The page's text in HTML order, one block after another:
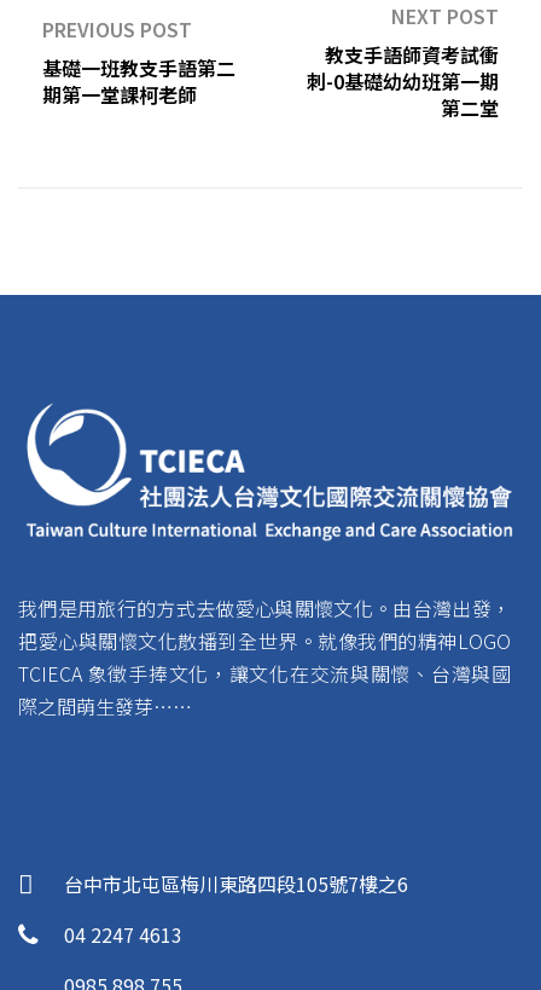
PREVIOUS POST
基礎一班教支手語第二
期第一堂課柯老師
NEXT POST
教支手語師資考試衝
刺-0基礎幼幼班第一期
第二堂
我們是用旅行的方式去做愛心與關懷文化。由台灣出發，
把愛心與關懷文化散播到全世界。就像我們的精神LOGO
TCIECA 象徵手捧文化，讓文化在交流與關懷、台灣與國
際之間萌生發芽……
台中市北屯區梅川東路四段105號7樓之6
04 2247 4613